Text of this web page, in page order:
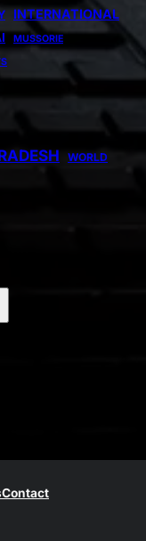
INTERNATIONAL
MUSSORIE
WORLD
Contact